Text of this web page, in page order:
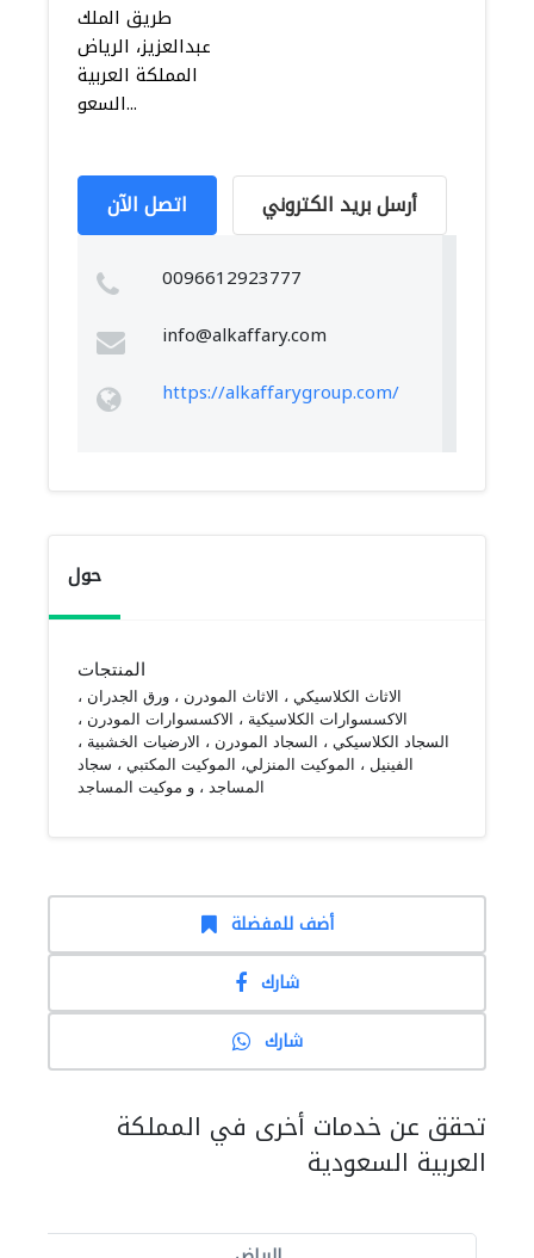
طريق الملك
عبدالعزيز، الرياض
المملكة العربية
السعو...
اتصل الآن أرسل بريد الكتروني
0096612923777
info@alkaffary.com
https://alkaffarygroup.com/
حول
المنتجات
الاثاث الكلاسيكي ، الاثاث المودرن ، ورق الجدران ،
الاكسسوارات الكلاسيكية ، الاكسسوارات المودرن ،
السجاد الكلاسيكي ، السجاد المودرن ، الارضيات الخشبية ،
الفينيل ، الموكيت المنزلي، الموكيت المكتبي ، سجاد
المساجد ، و موكيت المساجد
أضف للمفضلة
شارك
شارك
تحقق عن خدمات أخرى في المملكة
العربية السعودية